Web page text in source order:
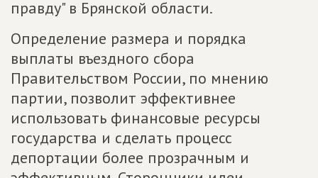
правду" в Брянской области.
Определение размера и порядка
выплаты въездного сбора
Правительством России, по мнению
партии, позволит эффективнее
использовать финансовые ресурсы
государства и сделать процесс
депортации более прозрачным и